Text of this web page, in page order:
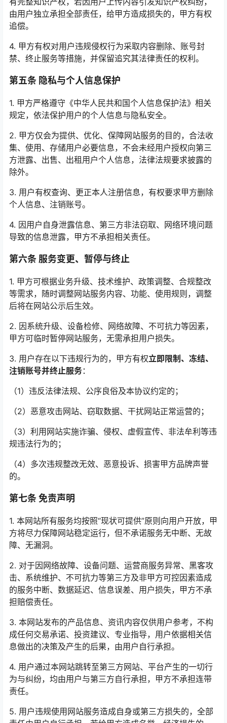
由用户独立承担全部责任，给甲方造成损失的，甲方有权
追偿。
4. 甲方有权对用户违规侵权行为采取内容删除、账号封
禁、终止服务等措施，并保留追究其法律责任的权利。
第五条 隐私与个人信息保护
1. 甲方严格遵守《中华人民共和国个人信息保护法》相关
规定，依法保护用户的个人信息与隐私安全。
2. 甲方仅会为提供、优化、保障网站服务的目的，合法收
集、使用、存储用户必要信息，不会未经用户授权向第三
方泄露、出售、出租用户个人信息，法律法规要求披露的
除外。
3. 用户有权查询、更正本人注册信息，有权要求甲方删除
个人信息、注销账号。
4. 因用户自身泄露信息、第三方非法窃取、网络环境问题
导致的信息泄露，甲方不承担相关责任。
第六条 服务变更、暂停与终止
1. 甲方可根据业务升级、技术维护、政策调整、合规整改
等需求，随时调整网站服务内容、功能、使用规则，调整
后将在网站公示后生效。
2. 因系统升级、设备检修、网络故障、不可抗力等因素，
甲方可临时暂停网站服务，无需承担用户损失。
3. 用户存在以下违规行为的，甲方有权立即限制、冻结、
注销账号并终止服务：
（1）违反法律法规、公序良俗及本协议约定的；
（2）恶意攻击网站、窃取数据、干扰网站正常运营的；
（3）利用网站实施诈骗、侵权、虚假宣传、非法牟利等违
规违法行为的；
（4）多次违规整改无效、恶意投诉、损害甲方品牌声誉
的。
第七条 免责声明
1. 本网站所有服务均按照“现状可提供”原则向用户开放，甲
方将尽力保障网站稳定运行，但不承诺服务无中断、无故
障、无漏洞。
2. 对于因网络故障、设备问题、运营商服务异常、黑客攻
击、系统维护、不可抗力等第三方及非甲方可控因素造成
的服务中断、数据延迟、信息误差、用户损失，甲方不承
担赔偿责任。
3. 本网站发布的产品信息、资讯内容仅供用户参考，不构
成任何交易承诺、投资建议、专业指导，用户依据相关信
息做出的决策及产生的后果，由用户自行承担。
4. 用户通过本网站跳转至第三方网站、平台产生的一切行
为与纠纷，均由用户与第三方自行承担，甲方不承担连带
责任。
5. 用户违规使用网站服务造成自身或第三方损失的，全部